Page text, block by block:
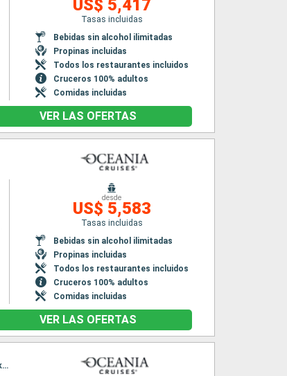
US$ 5,417
Tasas incluidas
Bebidas sin alcohol ilimitadas
Propinas incluidas
Todos los restaurantes incluidos
Cruceros 100% adultos
Comidas incluidas
VER LAS OFERTAS
desde
US$ 5,583
Tasas incluidas
Bebidas sin alcohol ilimitadas
Propinas incluidas
Todos los restaurantes incluidos
Cruceros 100% adultos
Comidas incluidas
VER LAS OFERTAS
Itinerario : Seattle, Ketchikán, Juneau, Whittier, Kushiro, Hakodate, Muroran, Miyako, hittachinaka, Tokyo